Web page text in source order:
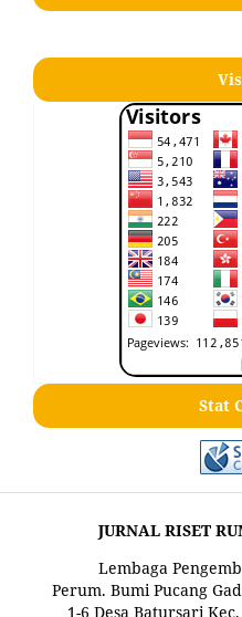
Stat
JURNAL RISET
Lembaga
Perum. Bumi Pucang
1-6 Desa Batursari